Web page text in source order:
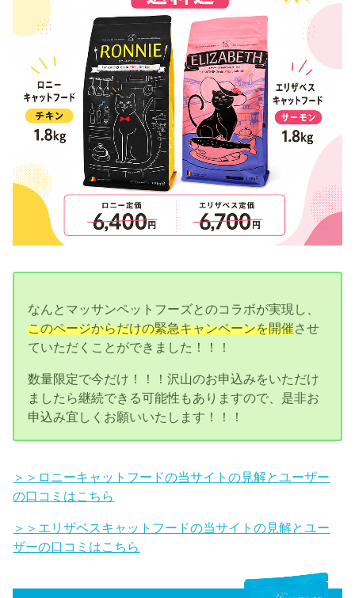
なんとマッサンペットフーズとのコラボが実現し、
このページからだけの緊急キャンペーンを開催させ
ていただくことができました！！！
数量限定で今だけ！！！沢山のお申込みをいただけ
ましたら継続できる可能性もありますので、是非お
申込み宜しくお願いいたします！！！
＞＞ロニーキャットフードの当サイトの見解とユーザー
の口コミはこちら
＞＞エリザベスキャットフードの当サイトの見解とユー
ザーの口コミはこちら